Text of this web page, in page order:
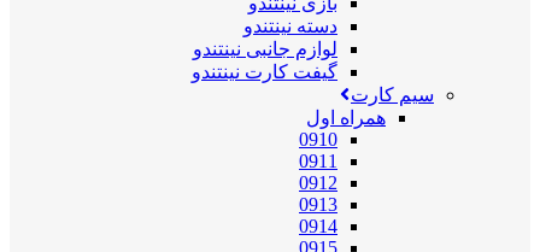
دسته نینتندو
لوازم جانبی نینتندو
گیفت کارت نینتندو
سیم کارت
همراه اول
0910
0911
0912
0913
0914